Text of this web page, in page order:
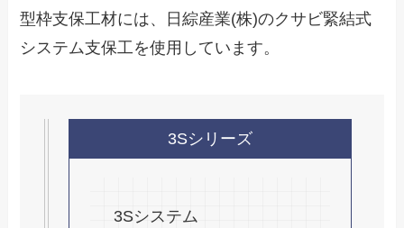
型枠支保工材には、日綜産業(株)のクサビ緊結式
システム支保工を使用しています。
3Sシリーズ
3Sシステム